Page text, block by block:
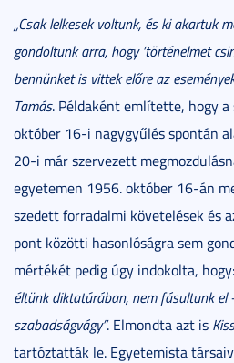
„Csak lelkesek voltunk, és ki akartuk
gondoltunk arra, hogy ’történelmet
bennünket is vittek előre az
Tamás. Példaként említette, hogy a
október 16-i nagygyűlés spontán
20-i már szervezett
egyetemen 1956. október 16-án
szedett forradalmi követelések és
pont közötti hasonlóságra sem
mértékét pedig úgy indokolta, hogy:
éltünk diktatúrában, nem fásultunk
szabadságvágy”. Elmondta azt is
tartóztatták le. Egyetemista